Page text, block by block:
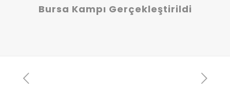
Bursa Kampı Gerçekleştirildi